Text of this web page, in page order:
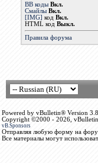
BB коды Вкл.
Смайлы Вкл.
[IMG] код Вкл.
HTML код Выкл.
Правила форума
Powered by vBulletin® Version
Copyright ©2000 - 2026,
vB.Sponsors
Отправляя любую форму на
Все материалы могут